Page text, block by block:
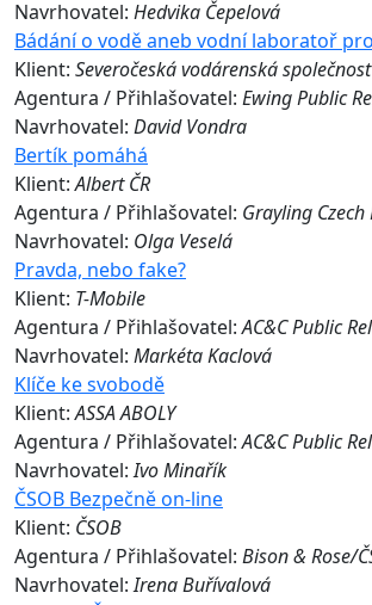
Navrhovatel: Hedvika Čepelová
Bádání o vodě aneb vodní laboratoř
Klient: Severočeská vodárenská společnost
Agentura / Přihlašovatel: Ewing Public
Navrhovatel: David Vondra
Bertík pomáhá
Klient:Albert ČR
Agentura / Přihlašovatel: Grayling Czech
Navrhovatel: Olga Veselá
Pravda, nebo fake?
Klient: T-Mobile
Agentura / Přihlašovatel:AC&C Public
Navrhovatel: Markéta Kaclová
Klíče ke svobodě
Klient:ASSA ABOLY
Agentura / Přihlašovatel:AC&C Public
Navrhovatel:Ivo Minařík
ČSOB Bezpečně on-line
Klient: ČSOB
Agentura / Přihlašovatel: Bison & Rose/
Navrhovatel:Irena Buřívalová